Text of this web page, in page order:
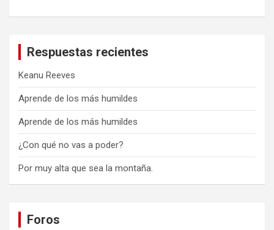
Respuestas recientes
Keanu Reeves
Aprende de los más humildes
Aprende de los más humildes
¿Con qué no vas a poder?
Por muy alta que sea la montaña.
Foros